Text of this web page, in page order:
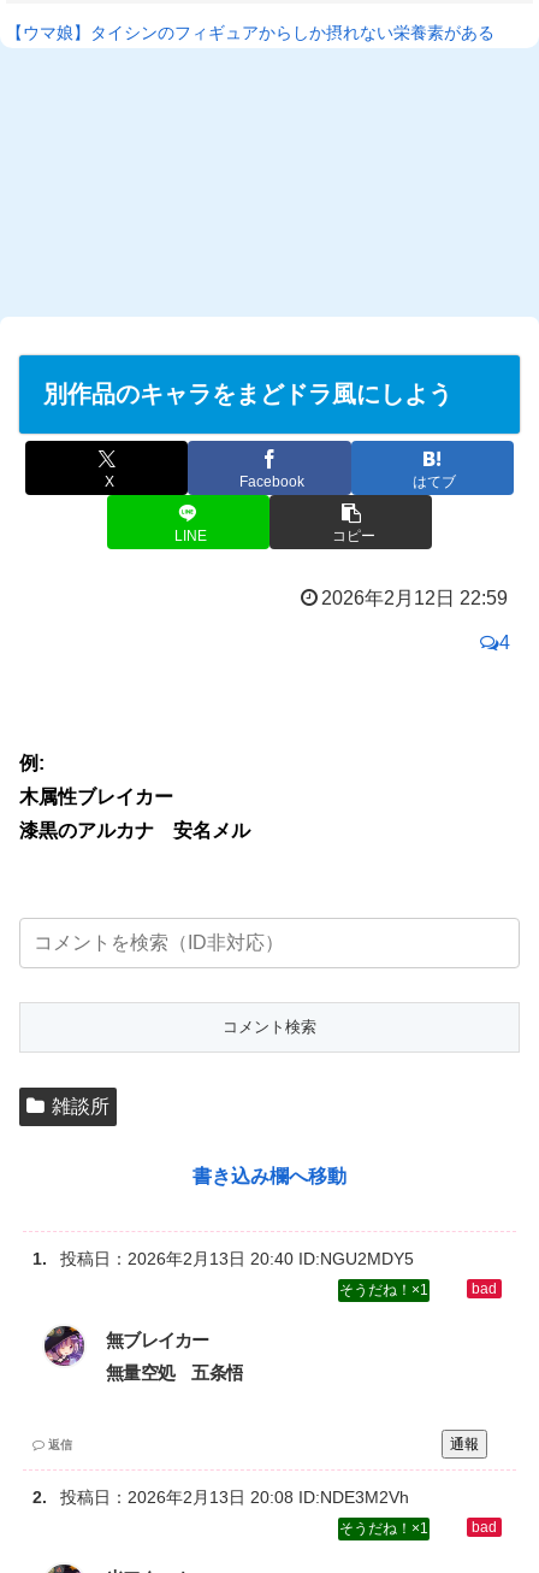
【ウマ娘】タイシンのフィギュアからしか摂れない栄養素がある
1
%
別作品のキャラをまどドラ風にしよう
X Facebook はてブ
LINE コピー
2026年2月12日 22:59
4
例:
木属性ブレイカー
漆黒のアルカナ 安名メル
雑談所
書き込み欄へ移動
投稿日：2026年2月13日 20:40 ID:NGU2MDY5
1
無ブレイカー‌
無量空処 五条悟
通報
返信
投稿日： 2026年2月13日 20:08 ID:NDE3M2Vh
1